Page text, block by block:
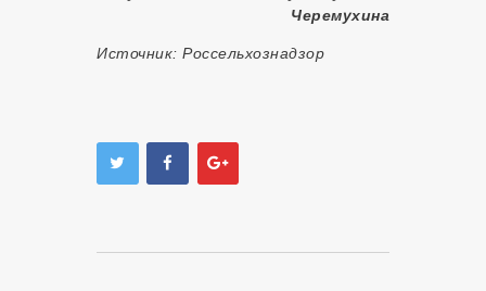
Черемухина
Источник: Россельхознадзор